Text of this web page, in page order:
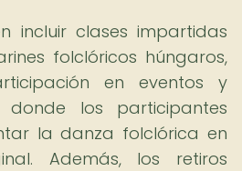
incluir clases impartidas
folclóricos húngaros,
en eventos y
donde los participantes
la danza folclórica en
Además, los retiros